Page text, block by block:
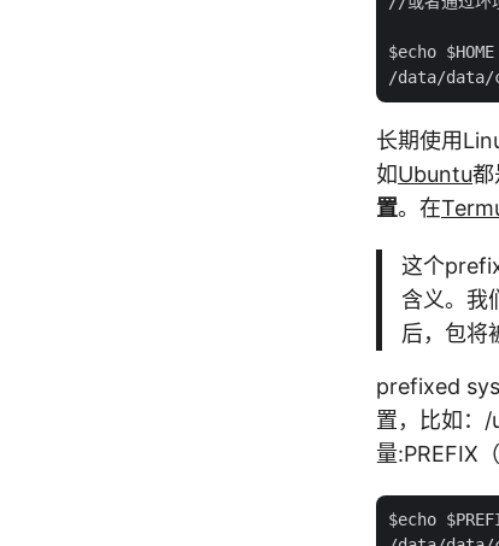
$echo $HOME
长期使用
如Ubuntu都
置。在
这个
含义。我
后，包将
prefixed
置，比如：
量:PREFIX
$echo